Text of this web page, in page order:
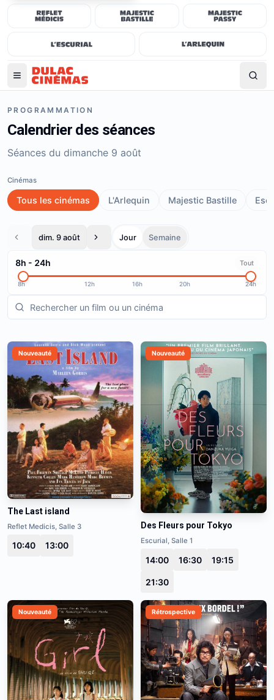
PROGRAMMATION
Calendrier des séances
Séances du dimanche 9 août
dim. 9 août Jour Semaine
8h - 24h Tout
8h 12h 16h 20h 24h
Cinémas
Tous les cinémas L'Arlequin Majestic Bastille
Nouveauté
The Last island
Reflet Medicis, Salle 3
10:40 13:00
Nouveauté
Des Fleurs pour Tokyo
Escurial, Salle 1
14:00 16:30 19:15
21:30
Nouveauté Rétrospective